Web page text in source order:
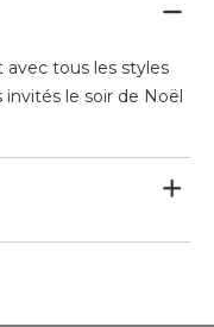
avec tous les styles
le soir de Noël